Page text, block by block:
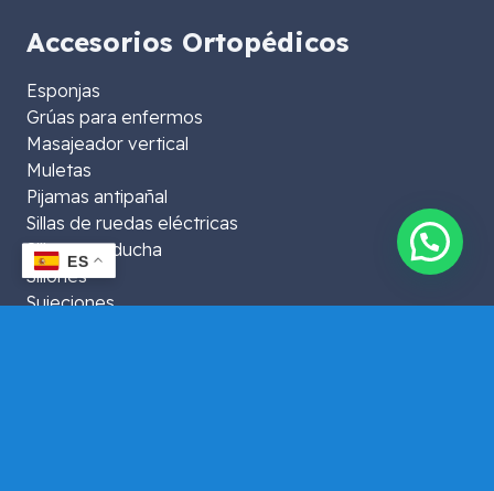
Accesorios Ortopédicos
Esponjas
Grúas para enfermos
Masajeador vertical
Muletas
Pijamas antipañal
Sillas de ruedas eléctricas
Sillas para ducha
Sillones
Sujeciones
ES